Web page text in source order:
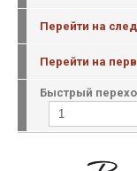
Перейти на
Перейти на
Быстрый